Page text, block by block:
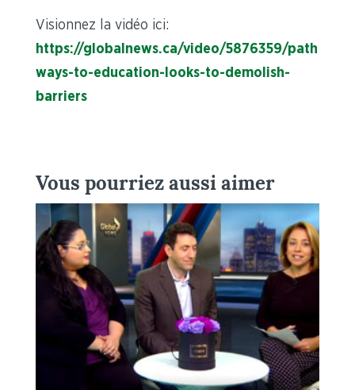
Visionnez la vidéo ici:
https://globalnews.ca/video/5876359/path
ways-to-education-looks-to-demolish-
barriers
Vous pourriez aussi aimer